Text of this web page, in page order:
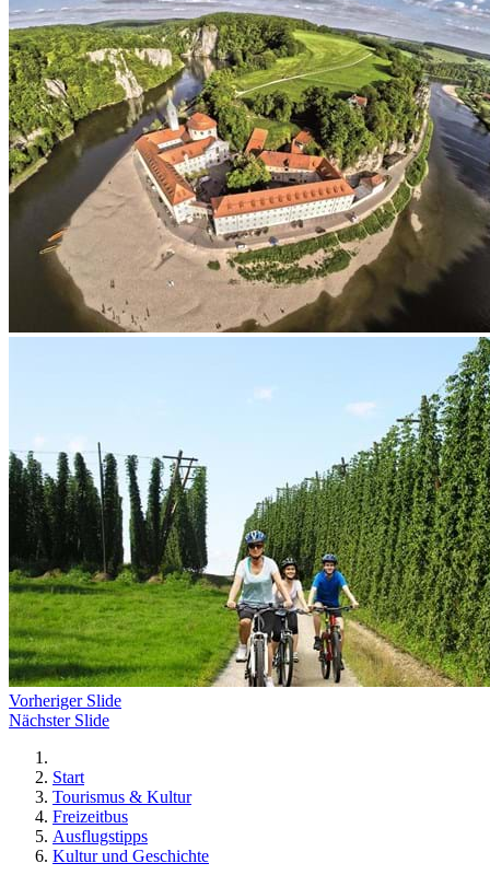
Vorheriger Slide
Nächster Slide
Start
Tourismus & Kultur
Freizeitbus
Ausflugstipps
Kultur und Geschichte